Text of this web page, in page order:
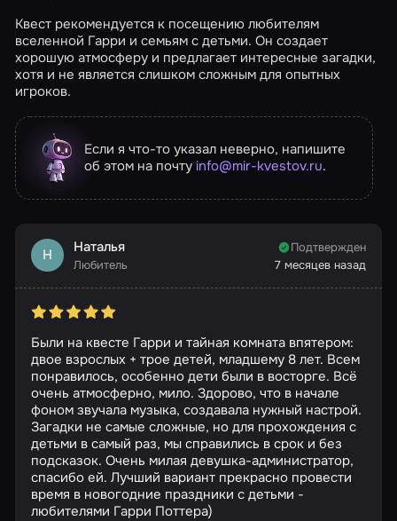
Квест рекомендуется к посещению любителям
вселенной Гарри и семьям с детьми. Он создает
хорошую атмосферу и предлагает интересные загадки,
хотя и не является слишком сложным для опытных
игроков.
Если я что-то указал неверно, напишите
об этом на почту info@mir-kvestov.ru.
Н Наталья
Любитель
Подтвержден
7 месяцев назад
Были на квесте Гарри и тайная комната впятером:
двое взрослых + трое детей, младшему 8 лет. Всем
понравилось, особенно дети были в восторге. Всё
очень атмосферно, мило. Здорово, что в начале
фоном звучала музыка, создавала нужный настрой.
Загадки не самые сложные, но для прохождения с
детьми в самый раз, мы справились в срок и без
подсказок. Очень милая девушка-администратор,
спасибо ей. Лучший вариант прекрасно провести
время в новогодние праздники с детьми -
любителями Гарри Поттера)